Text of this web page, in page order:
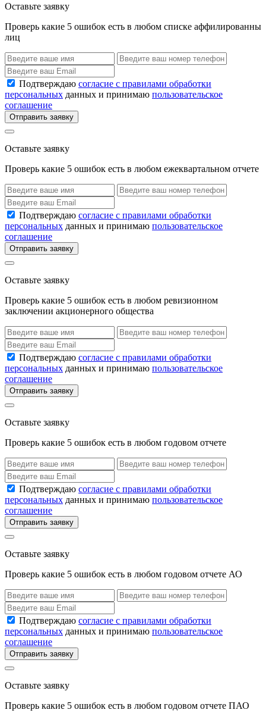
Оставьте заявку
Проверь какие 5 ошибок есть в любом списке аффилированны
лиц
Подтверждаю согласие с правилами обработки
персональных данных и принимаю пользовательское
соглашение
Отправить заявку
Оставьте заявку
Проверь какие 5 ошибок есть в любом ежеквартальном отчете
Подтверждаю согласие с правилами обработки
персональных данных и принимаю пользовательское
соглашение
Отправить заявку
Оставьте заявку
Проверь какие 5 ошибок есть в любом ревизионном
заключении акционерного общества
Подтверждаю согласие с правилами обработки
персональных данных и принимаю пользовательское
соглашение
Отправить заявку
Оставьте заявку
Проверь какие 5 ошибок есть в любом годовом отчете
Подтверждаю согласие с правилами обработки
персональных данных и принимаю пользовательское
соглашение
Отправить заявку
Оставьте заявку
Проверь какие 5 ошибок есть в любом годовом отчете АО
Подтверждаю согласие с правилами обработки
персональных данных и принимаю пользовательское
соглашение
Отправить заявку
Оставьте заявку
Проверь какие 5 ошибок есть в любом годовом отчете ПАО